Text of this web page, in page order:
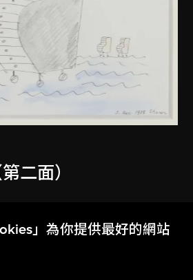
二面）
」為你提供最好的網站